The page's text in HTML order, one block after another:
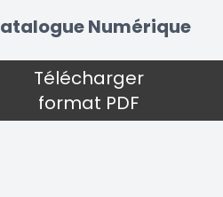
Numérique
Télécharger
format PDF